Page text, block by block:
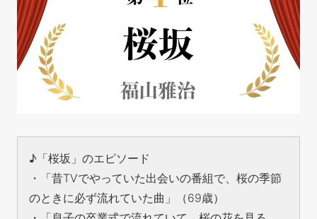
♪「桜坂」のエピソード
・「昔TVでやっていた出会いの番組で、桜の季節
のときに必ず流れていた曲」（69歳）